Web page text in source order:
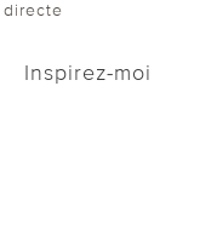
directe
Inspirez-moi